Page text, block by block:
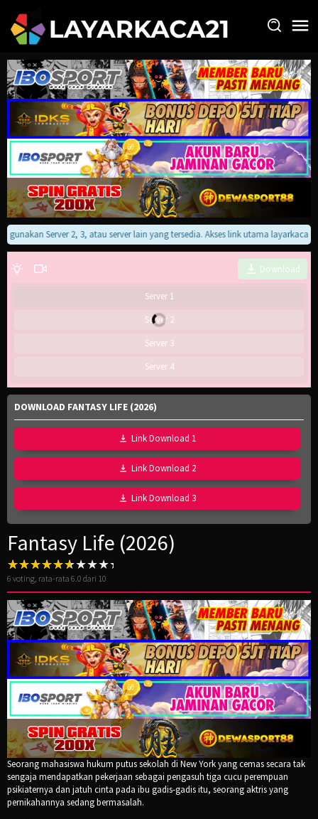
konten
Server 2, 3, atau server lain yang tersedia. Akses link utama layarkaca
Download
Server 1
Server 2
Server 3
Server 4
DOWNLOAD FANTASY LIFE (2026)
Link Download 1
Link Download 2
Link Download 3
Fantasy Life (2026)
6 voting, rata-rata 6.0 dari 10
Seorang mahasiswa hukum putus sekolah di New York yang cemas secara tak
sengaja mendapatkan pekerjaan sebagai pengasuh tiga cucu perempuan
psikiaternya dan jatuh cinta pada ibu gadis-gadis itu, seorang aktris yang
pernikahannya sedang bermasalah.